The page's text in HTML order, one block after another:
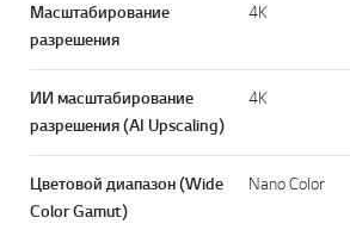
Масштабирование
разрешения
4K
ИИ масштабирование
разрешения (AI Upscaling)
4K
Цветовой диапазон (Wide
Color Gamut)
Nano Color